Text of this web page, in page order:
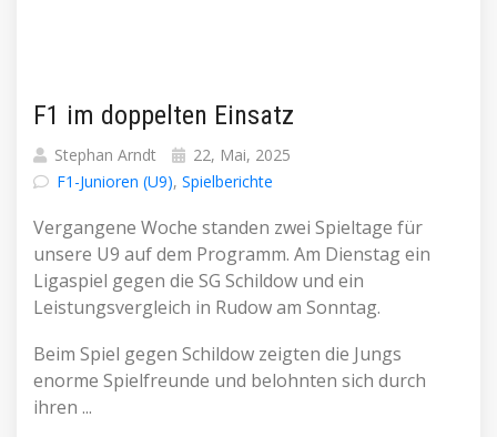
F1 im doppelten Einsatz
Stephan Arndt
22, Mai, 2025
F1-Junioren (U9), Spielberichte
Vergangene Woche standen zwei Spieltage für
unsere U9 auf dem Programm. Am Dienstag ein
Ligaspiel gegen die SG Schildow und ein
Leistungsvergleich in Rudow am Sonntag.
Beim Spiel gegen Schildow zeigten die Jungs
enorme Spielfreunde und belohnten sich durch
ihren ...